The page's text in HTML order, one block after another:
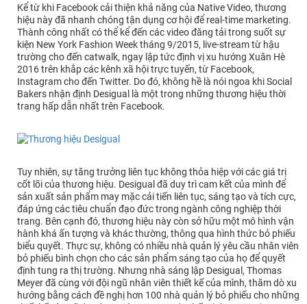
Kể từ khi Facebook cải thiện khả năng của Native Video, thương
hiệu này đã nhanh chóng tận dụng cơ hội để real-time marketing.
Thành công nhất có thể kể đến các video đăng tải trong suốt sự
kiện New York Fashion Week tháng 9/2015, live-stream từ hậu
trường cho đến catwalk, ngay lập tức định vị xu hướng Xuân Hè
2016 trên khắp các kênh xã hội trực tuyến, từ Facebook,
Instagram cho đến Twitter. Do đó, không hề là nói ngoa khi Social
Bakers nhận định Desigual là một trong những thương hiệu thời
trang hấp dẫn nhất trên Facebook.
Tuy nhiên, sự tăng trưởng liên tục không thỏa hiệp với các giá trị
cốt lõi của thương hiệu. Desigual đã duy trì cam kết của mình để
sản xuất sản phẩm may mặc cải tiến liên tục, sáng tạo và tích cực,
đáp ứng các tiêu chuẩn đạo đức trong ngành công nghiệp thời
trang. Bên cạnh đó, thương hiệu này còn sở hữu một mô hình vận
hành khá ấn tượng và khác thường, thông qua hình thức bỏ phiếu
biểu quyết. Thực sự, không có nhiều nhà quản lý yêu cầu nhân viên
bỏ phiếu bình chọn cho các sản phẩm sáng tạo của họ để quyết
định tung ra thị trường. Nhưng nhà sáng lập Desigual, Thomas
Meyer đã cùng với đội ngũ nhân viên thiết kế của mình, thăm dò xu
hướng bằng cách đề nghị hơn 100 nhà quản lý bỏ phiếu cho những